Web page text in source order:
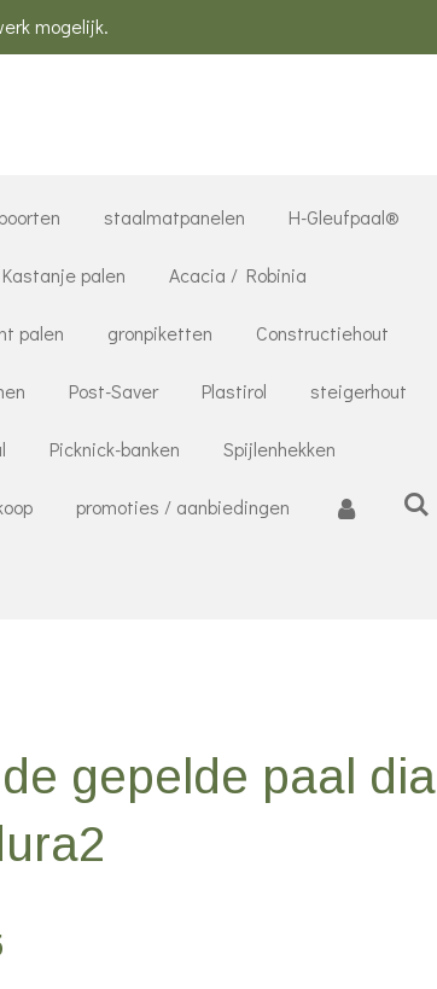
mogelijk.
staalmatpanelen H-Gleufpaal®
Kastanje palen Acacia / Robinia
palen gronpiketten Constructiehout
Post-Saver Plastirol steigerhout
Picknick-banken Spijlenhekken
promoties / aanbiedingen
gepelde paal dia